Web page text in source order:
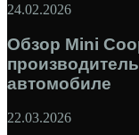
24.02.2026
Обзор Mini
автомобиле
22.03.2026